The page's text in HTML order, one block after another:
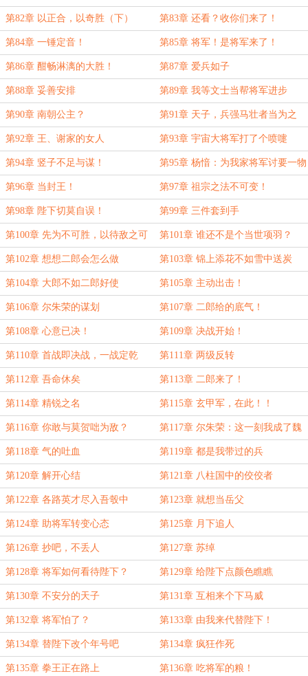
第82章 以正合，以奇胜（下） 第83章 还看？收你们来了！
第84章 一锤定音！ 第85章 将军！是将军来了！
第86章 酣畅淋漓的大胜！ 第87章 爱兵如子
第88章 妥善安排 第89章 我等文士当帮将军进步
第90章 南朝公主？ 第91章 天子，兵强马壮者当为之
第92章 王、谢家的女人 第93章 宇宙大将军打了个喷嚏
第94章 竖子不足与谋！ 第95章 杨愔：为我家将军讨要一物
第96章 当封王！ 第97章 祖宗之法不可变！
第98章 陛下切莫自误！ 第99章 三件套到手
第100章 先为不可胜，以待敌之可
胜
第101章 谁还不是个当世项羽？
第102章 想想二郎会怎么做 第103章 锦上添花不如雪中送炭
第104章 大郎不如二郎好使 第105章 主动出击！
第106章 尔朱荣的谋划 第107章 二郎给的底气！
第108章 心意已决！ 第109章 决战开始！
第110章 首战即决战，一战定乾
坤！
第111章 两级反转
第112章 吾命休矣 第113章 二郎来了！
第114章 精锐之名 第115章 玄甲军，在此！！
第116章 你敢与莫贺咄为敌？ 第117章 尔朱荣：这一刻我成了魏
武
第118章 气的吐血 第119章 都是我带过的兵
第120章 解开心结 第121章 八柱国中的佼佼者
第122章 各路英才尽入吾彀中 第123章 就想当岳父
第124章 助将军转变心态 第125章 月下追人
第126章 抄吧，不丢人 第127章 苏绰
第128章 将军如何看待陛下？ 第129章 给陛下点颜色瞧瞧
第130章 不安分的天子 第131章 互相来个下马威
第132章 将军怕了？ 第133章 由我来代替陛下！
第134章 替陛下改个年号吧 第134章 疯狂作死
第135章 拳王正在路上 第136章 吃将军的粮！